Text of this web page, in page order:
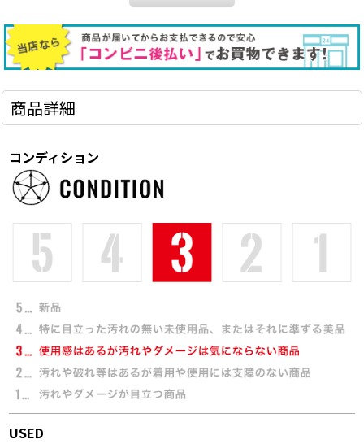
商品詳細
コンディション
USED